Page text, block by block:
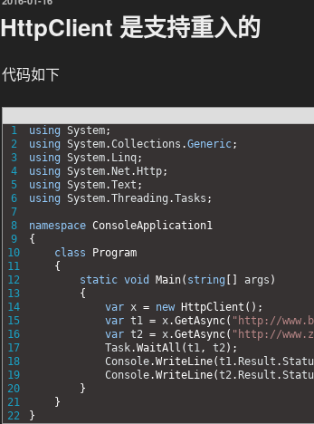
卡
充
于
HttpClient 是支持重入的
代码如下
1
2
3
4
5
6
7
8
9
10
11
12
13
14
15
16
17
18
19
20
21
22
using System;
using System.Collections .Generic;
using System. Linq;
using System. Net . Http;
using System.Text ;
using System.Threading .Tasks ;
namespace ConsoleApplication1
{
class
Program
{
static void Main( string args )
{
var x = new HttpClient ( ) ;
var t1 = x.GetAsync( "http://
var t2 = x.GetAsync( "http://
Task.WaitAll (t1, t2) ;
Console.WriteLine(t1. Result .
Console.WriteLine(t2. Result .
}
}
}